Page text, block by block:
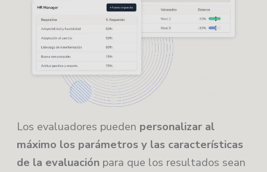
Los evaluadores pueden personalizar al
máximo los parámetros y las características
de la evaluación para que los resultados sean